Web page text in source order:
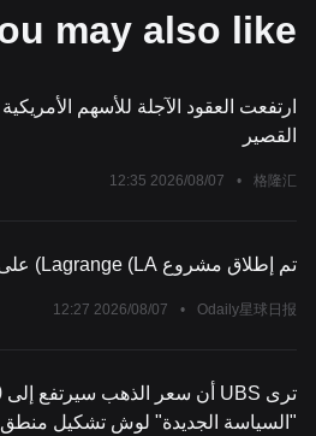
may also like
ارتفعت العقود الآجلة للأسهم
القصير
格隆汇
•
2026/08/07 12:35
تم إطلاق مشروع Lagrange (LA) على Bitget PoolX
Odaily星球日报
•
2026/08/07 12:27
"السياسة الجديدة" لوش تشكيل